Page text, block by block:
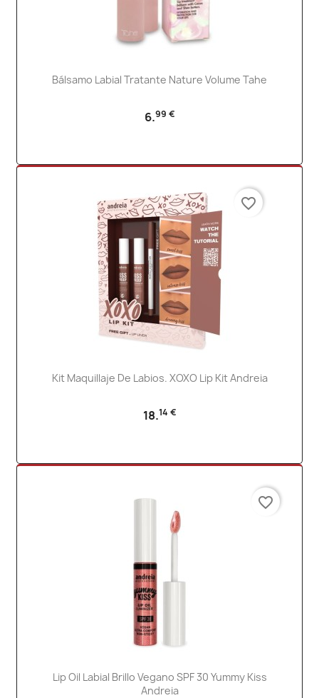
Bálsamo Labial Tratante Nature Volume Tahe
6.99 €
Kit Maquillaje De Labios. XOXO Lip Kit Andreia
18.14 €
favorite_border
Lip Oil Labial Brillo Vegano SPF 30 Yummy Kiss
Andreia
favorite_border